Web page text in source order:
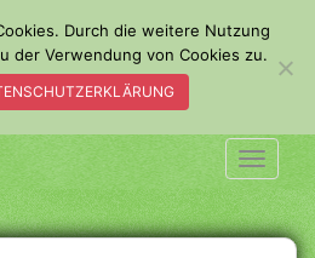
Durch die weitere Nutzung
der Verwendung von Cookies zu.